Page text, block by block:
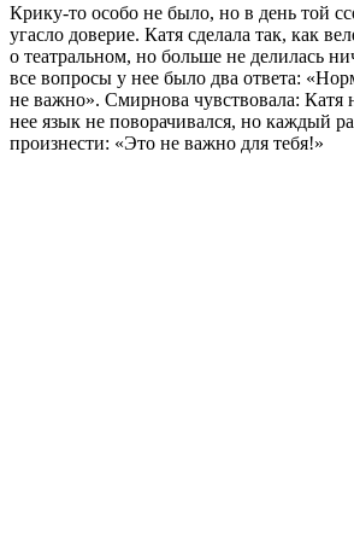
Крику-то особо не было, но в день той
угасло доверие. Катя сделала так, как
о театральном, но больше не делилась
все вопросы у нее было два ответа:
не важно». Смирнова чувствовала: Катя
нее язык не поворачивался, но каждый
произнести: «Это не важно для тебя!»